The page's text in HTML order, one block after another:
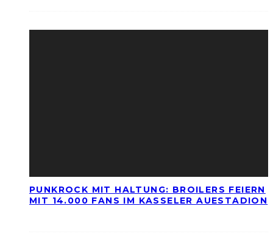
PUNKROCK MIT HALTUNG: BROILERS FEIERN
MIT 14.000 FANS IM KASSELER AUESTADION